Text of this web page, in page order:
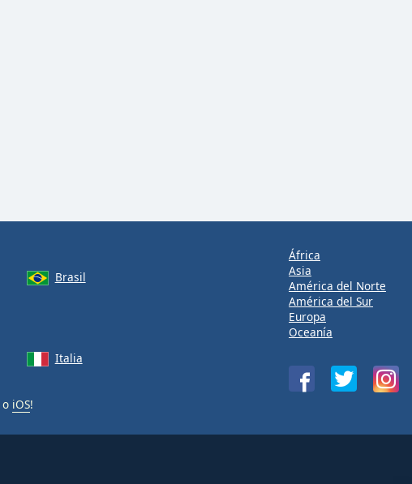
Brasil
Italia
o iOS!
África
Asia
América del Norte
América del Sur
Europa
Oceanía